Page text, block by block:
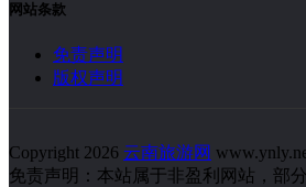
网站条款
免责声明
版权声明
Copyright 2026 云南旅游网
免责声明：本站属于非盈利网站，部